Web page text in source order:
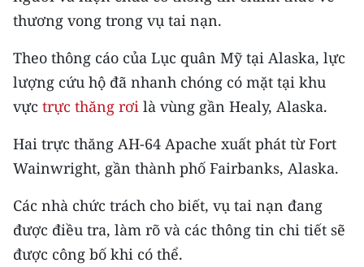
54 DÂN TỘC VIỆT NAM
CHƯƠNG TRÌNH OCOP - MỖI XÃ
MỘT SẢN PHẨM
RADIO
E-Magazine
Video
thương vong trong vụ tai nạn.
Theo thông cáo của Lục quân Mỹ tại Alaska, lực
lượng cứu hộ đã nhanh chóng có mặt tại khu
vực trực thăng rơi là vùng gần Healy, Alaska.
Hai trực thăng AH-64 Apache xuất phát từ Fort
Wainwright, gần thành phố Fairbanks, Alaska.
Các nhà chức trách cho biết, vụ tai nạn đang
được điều tra, làm rõ và các thông tin chi tiết sẽ
được công bố khi có thể.